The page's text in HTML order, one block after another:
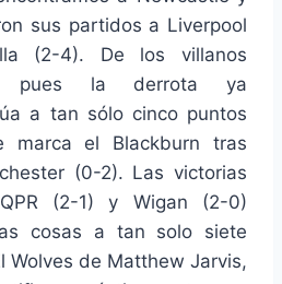
sus partidos a Liverpool
(2-4). De los villanos
pues la derrota ya
a tan sólo cinco puntos
marca el Blackburn tras
(0-2). Las victorias
(2-1) y Wigan (2-0)
cosas a tan solo siete
Wolves de Matthew Jarvis,